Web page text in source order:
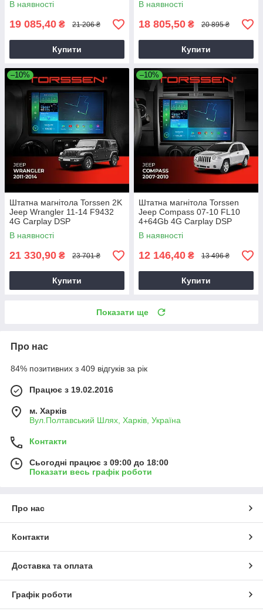
В наявності
19 085,40 ₴ 21 206 ₴
Купити
В наявності
18 805,50 ₴ 20 895 ₴
Купити
–10%
Штатна магнітола Torssen 2K
Jeep Wrangler 11-14 F9432
4G Carplay DSP
В наявності
21 330,90 ₴ 23 701 ₴
Купити
–10%
Штатна магнітола Torssen
Jeep Compass 07-10 FL10
4+64Gb 4G Carplay DSP
В наявності
12 146,40 ₴ 13 496 ₴
Купити
Показати ще
Про нас
84% позитивних з 409 відгуків за рік
Працює з 19.02.2016
м. Харків
Вул.Полтавський Шлях, Харків, Україна
Контакти
Сьогодні працює з 09:00 до 18:00
Показати весь графік роботи
Про нас
Контакти
Доставка та оплата
Графік роботи